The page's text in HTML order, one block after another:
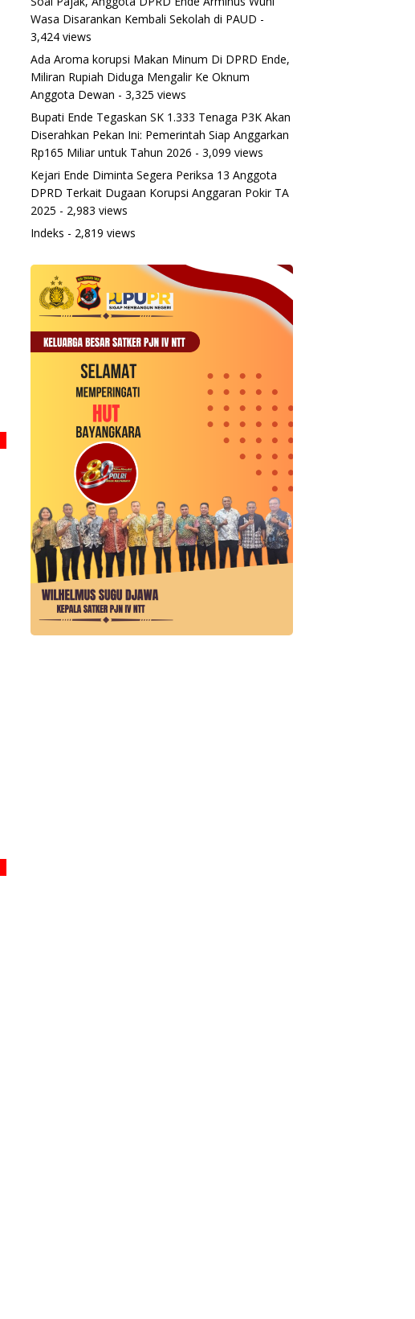
Wasa Disarankan Kembali Sekolah di PAUD -
3,424 views
Ada Aroma korupsi Makan Minum Di DPRD Ende,
Miliran Rupiah Diduga Mengalir Ke Oknum
Anggota Dewan - 3,325 views
Bupati Ende Tegaskan SK 1.333 Tenaga P3K Akan
Diserahkan Pekan Ini: Pemerintah Siap Anggarkan
Rp165 Miliar untuk Tahun 2026 - 3,099 views
Kejari Ende Diminta Segera Periksa 13 Anggota
DPRD Terkait Dugaan Korupsi Anggaran Pokir TA
2025 - 2,983 views
Indeks - 2,819 views